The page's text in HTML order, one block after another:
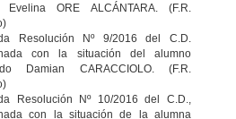
Evelina ORE ALCÁNTARA. (F.R.
Resolución Nº 9/2016 del C.D.
con la situación del alumno
Damian CARACCIOLO. (F.R.
Resolución Nº 10/2016 del C.D.,
con la situación de la alumna